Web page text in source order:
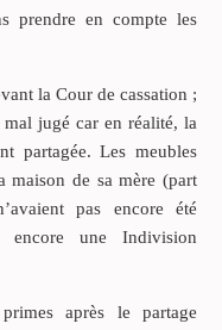
prendre en compte les
la Cour de cassation ;
jugé car en réalité, la
partagée. Les meubles
maison de sa mère (part
pas encore été
encore une Indivision
après le partage